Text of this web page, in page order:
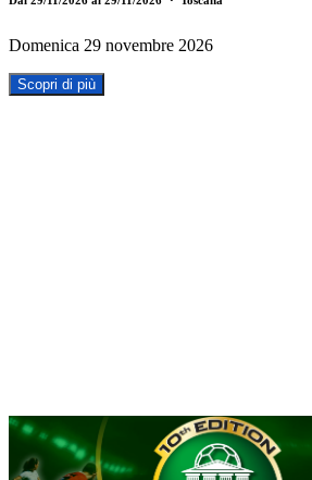
Domenica 29 novembre 2026
Scopri di più